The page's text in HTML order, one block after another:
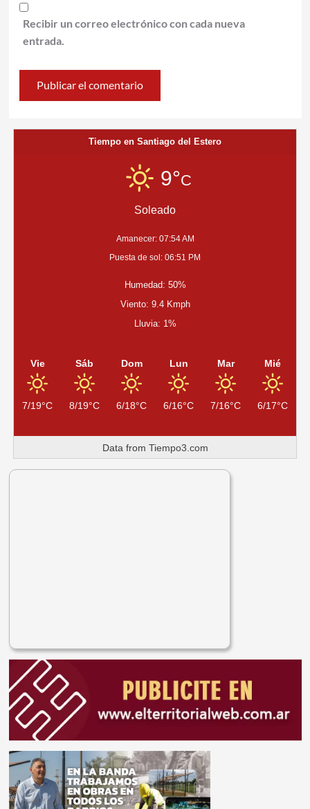
Recibir un correo electrónico con cada nueva
entrada.
Tiempo en Santiago del Estero
9°C
Soleado
Amanecer: 07:54 AM
Puesta de sol: 06:51 PM
Humedad: 50%
Viento: 9.4 Kmph
Lluvia: 1%
Vie
7/19°C
Sáb
8/19°C
Dom
6/18°C
Lun
6/16°C
Mar
7/16°C
Mié
6/17°C
Data from Tiempo3.com